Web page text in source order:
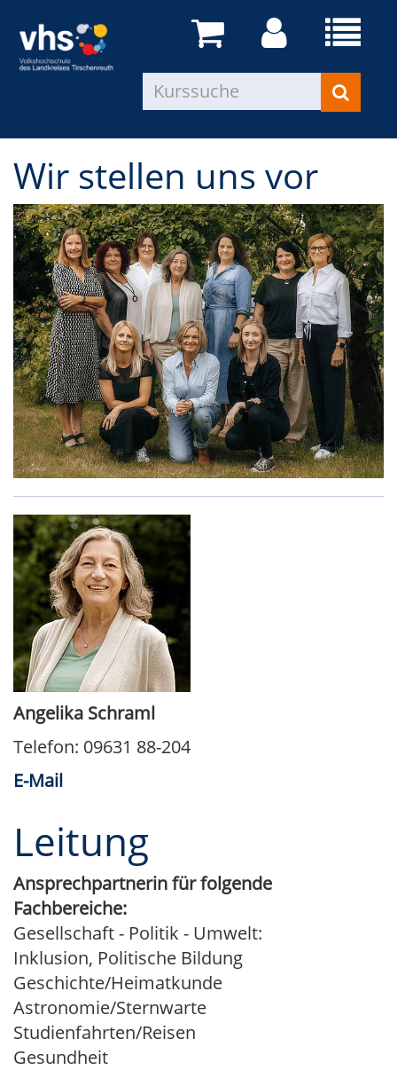
Wir stellen uns vor
Angelika Schraml
Telefon: 09631 88-204
E-Mail
Leitung
Ansprechpartnerin für folgende
Fachbereiche:
Gesellschaft - Politik - Umwelt:
Inklusion, Politische Bildung
Geschichte/Heimatkunde
Astronomie/Sternwarte
Studienfahrten/Reisen
Gesundheit